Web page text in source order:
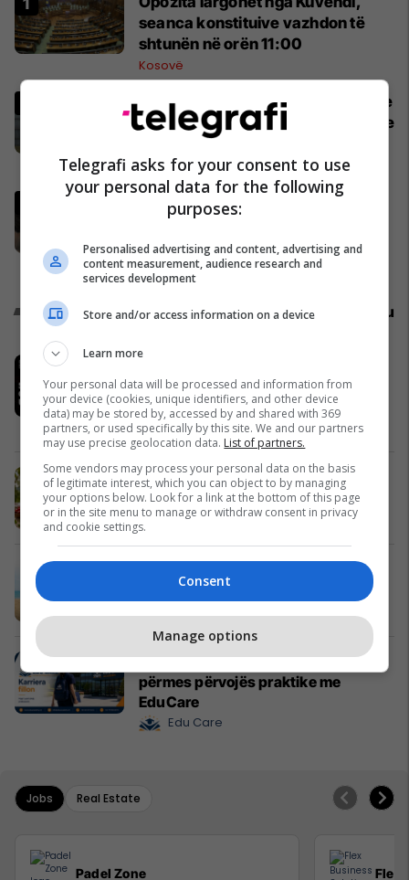
seanca konstituive vazhdon të
shtunën në orën 11:00
Kosovë
Mediat gjermane publikojnë detaje
për aksidentin ku humbën jetën tre
mërgimtarë nga Komogllava e
Ferizajt
Kronika e Zezë
Deda: Nëse deri nesër nuk
konstituohet Kuvendi, të gjithë
deputetët do të bëjnë shkelje të
rëndë kushtetuese
Politikë
Promo Reklamo këtu
2026, mbështet filmin dhe
frymëzon gjeneratën e re të
krijuesve
IPKO
Pashtetat MEKA - zgjedhje praktike
për mëngjes, piknik dhe rrugë
MEKA HALAL FOOD
A po don me rrnu n’deti? Kursimet
mund t’ju sjellin një banesë
Mësoni kujdesin shëndetësor
përmes përvojës praktike me
EduCare
Edu Care
Jobs Real Estate
Padel Zone Flex
Telegrafi asks for your consent to use
your personal data for the following
purposes:
Personalised advertising and content, advertising and
content measurement, audience research and
services development
Store and/or access information on a device
Learn more
Your personal data will be processed and information from
your device (cookies, unique identifiers, and other device
data) may be stored by, accessed by and shared with 369
partners, or used specifically by this site. We and our partners
may use precise geolocation data. List of partners.
Some vendors may process your personal data on the basis
of legitimate interest, which you can object to by managing
your options below. Look for a link at the bottom of this page
or in the site menu to manage or withdraw consent in privacy
and cookie settings.
Consent
Manage options